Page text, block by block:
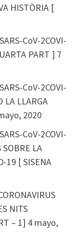
HISTÒRIA [
CoV-2COVI-
PART ] 7
CoV-2COVI-
LA LLARGA
2020
CoV-2COVI-
LA
19 [ SISENA
NITS
– 1] 4 mayo,